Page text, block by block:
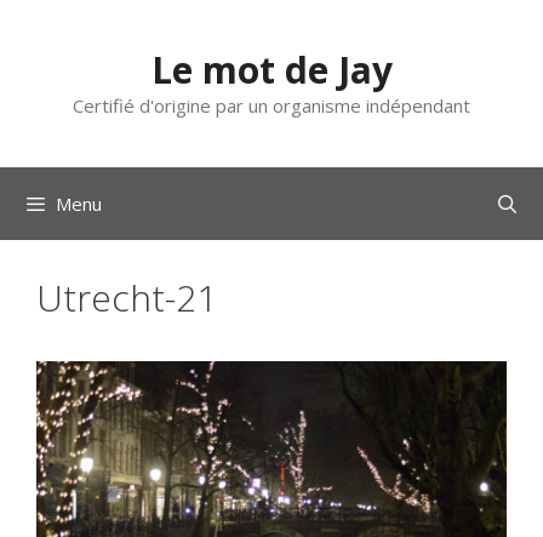
Le mot de Jay
Certifié d'origine par un organisme indépendant
Menu
Utrecht-21